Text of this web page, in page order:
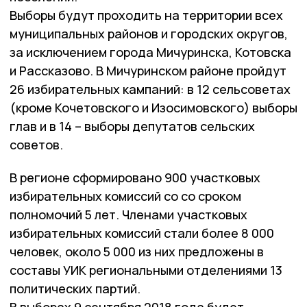
Выборы будут проходить на территории всех
муниципальных районов и городских округов,
за исключением города Мичуринска, Котовска
и Рассказово. В Мичуринском районе пройдут
26 избирательных кампаний: в 12 сельсоветах
(кроме Кочетовского и Изосимовского) выборы
глав и в 14 – выборы депутатов сельских
советов.
В регионе сформировано 900 участковых
избирательных комиссий со со сроком
полномочий 5 лет. Членами участковых
избирательных комиссий стали более 8 000
человек, около 5 000 из них предложены в
составы УИК региональными отделениями 13
политических партий.